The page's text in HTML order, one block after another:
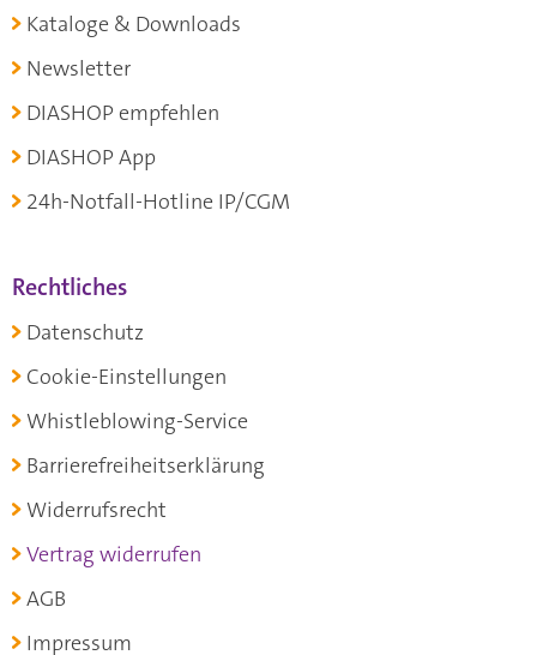
Kataloge & Downloads
Newsletter
DIASHOP empfehlen
DIASHOP App
24h-Notfall-Hotline IP/CGM
Rechtliches
Datenschutz
Cookie-Einstellungen
Whistleblowing-Service
Barrierefreiheitserklärung
Widerrufsrecht
Vertrag widerrufen
AGB
Impressum